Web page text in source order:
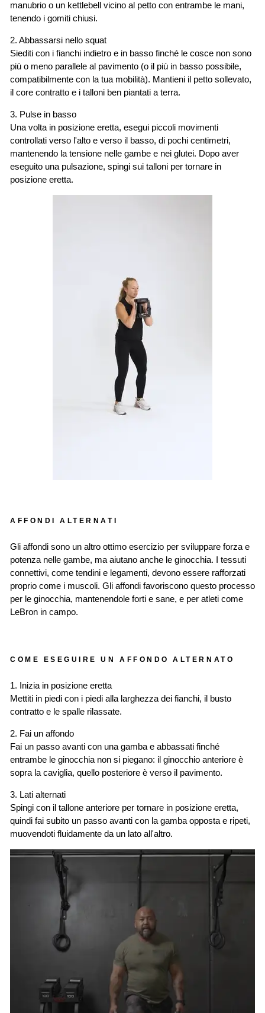
manubrio o un kettlebell vicino al petto con entrambe le mani,
tenendo i gomiti chiusi.
2. Abbassarsi nello squat
Siediti con i fianchi indietro e in basso finché le cosce non sono
più o meno parallele al pavimento (o il più in basso possibile,
compatibilmente con la tua mobilità). Mantieni il petto sollevato,
il core contratto e i talloni ben piantati a terra.
3. Pulse in basso
Una volta in posizione eretta, esegui piccoli movimenti
controllati verso l'alto e verso il basso, di pochi centimetri,
mantenendo la tensione nelle gambe e nei glutei. Dopo aver
eseguito una pulsazione, spingi sui talloni per tornare in
posizione eretta.
AFFONDI ALTERNATI
Gli affondi sono un altro ottimo esercizio per sviluppare forza e
potenza nelle gambe, ma aiutano anche le ginocchia. I tessuti
connettivi, come tendini e legamenti, devono essere rafforzati
proprio come i muscoli. Gli affondi favoriscono questo processo
per le ginocchia, mantenendole forti e sane, e per atleti come
LeBron in campo.
COME ESEGUIRE UN AFFONDO ALTERNATO
1. Inizia in posizione eretta
Mettiti in piedi con i piedi alla larghezza dei fianchi, il busto
contratto e le spalle rilassate.
2. Fai un affondo
Fai un passo avanti con una gamba e abbassati finché
entrambe le ginocchia non si piegano: il ginocchio anteriore è
sopra la caviglia, quello posteriore è verso il pavimento.
3. Lati alternati
Spingi con il tallone anteriore per tornare in posizione eretta,
quindi fai subito un passo avanti con la gamba opposta e ripeti,
muovendoti fluidamente da un lato all'altro.